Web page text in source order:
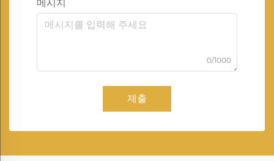
메시지
0/1000
제출